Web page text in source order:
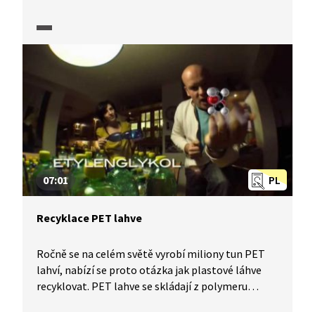
membránu k druhé elektrodě, tam se přivádí
kyslík. Přicházejí elektrony a vzniká voda.
Klíčovým a nejdražším prvkem palivového článku
je membrána, vyráběná na bázi polymerů. Dnes
používají fluorované membrány, jsou drahé
a nevydrží mnoho. Proto vědci celého světa hledají
vhodnější a levnější membrány, které se navíc
budou moci ekologicky zlikvidovat.
PL
07:01
Recyklace PET lahve
Ročně se na celém světě vyrobí miliony tun PET
lahví, nabízí se proto otázka jak plastové láhve
recyklovat. PET lahve se skládají z polymeru